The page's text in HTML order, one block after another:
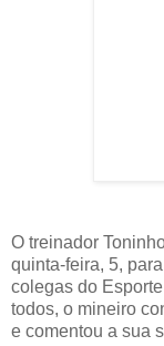
O treinador
quinta-feira, 5,
colegas do
todos, o mineiro
e comentou a sua